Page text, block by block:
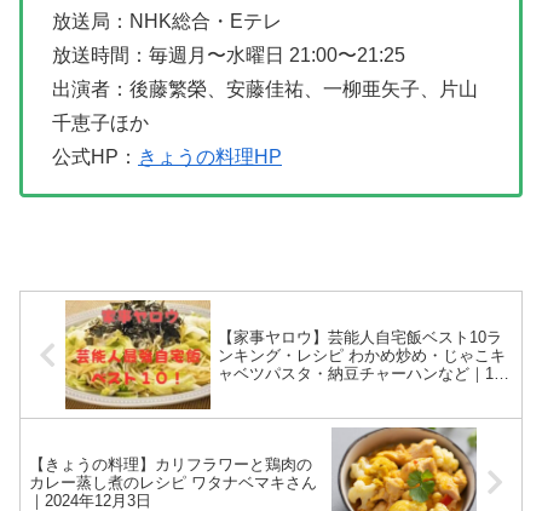
放送局：NHK総合・Eテレ
放送時間：毎週月〜水曜日 21:00〜21:25
出演者：後藤繁榮、安藤佳祐、一柳亜矢子、片山
千恵子ほか
公式HP： きょうの料理HP
【家事ヤロウ】芸能人自宅飯ベスト10ラ
ンキング・レシピ わかめ炒め・じゃこキ
ャベツパスタ・納豆チャーハンなど｜12
【きょうの料理】カリフラワーと鶏肉の
カレー蒸し煮のレシピ ワタナベマキさん
｜2024年12月3日